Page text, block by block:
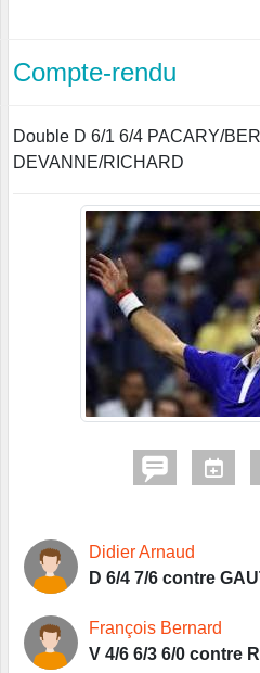
Compte-rendu
Double D 6/1 6/4 PACARY/
DEVANNE/RICHARD
Didier Arnaud
D 6/4 7/6 contre
François Bernard
V 4/6 6/3 6/0 contre